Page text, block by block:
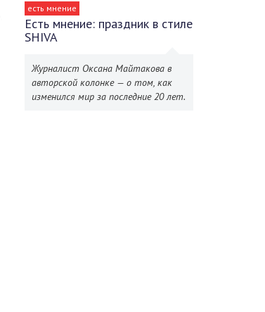
есть мнение
Есть мнение: праздник в стиле
SHIVA
Журналист Оксана Майтакова в
авторской колонке — о том, как
изменился мир за последние 20 лет.